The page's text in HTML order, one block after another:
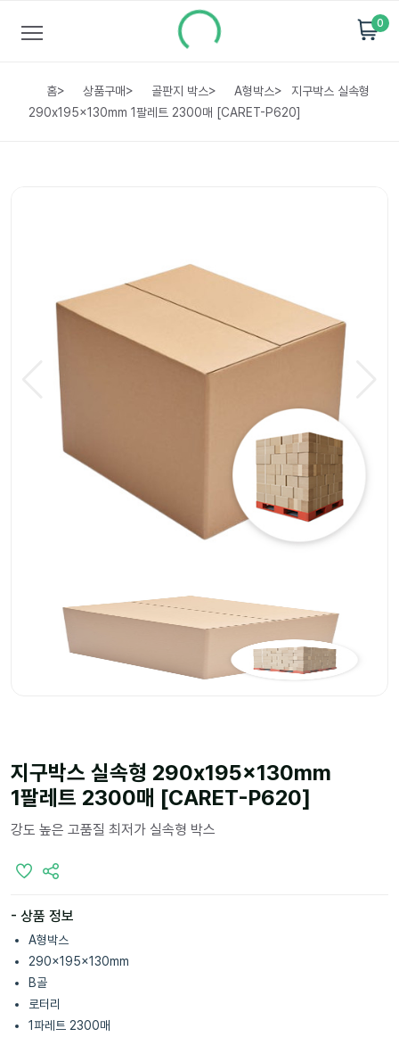
0
홈> 상품구매> 골판지 박스> A형박스>
지구박스 실속형
290x195x130mm 1팔레트 2300매 [CARET-P620]
지구박스 실속형 290x195x130mm
1팔레트 2300매 [CARET-P620]
강도 높은 고품질 최저가 실속형 박스
- 상품 정보
A형박스
290x195x130mm
B골
로터리
1파레트 2300매